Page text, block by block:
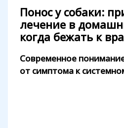
Понос у собаки:
лечение в
когда бежать к
Современное
от симптома к